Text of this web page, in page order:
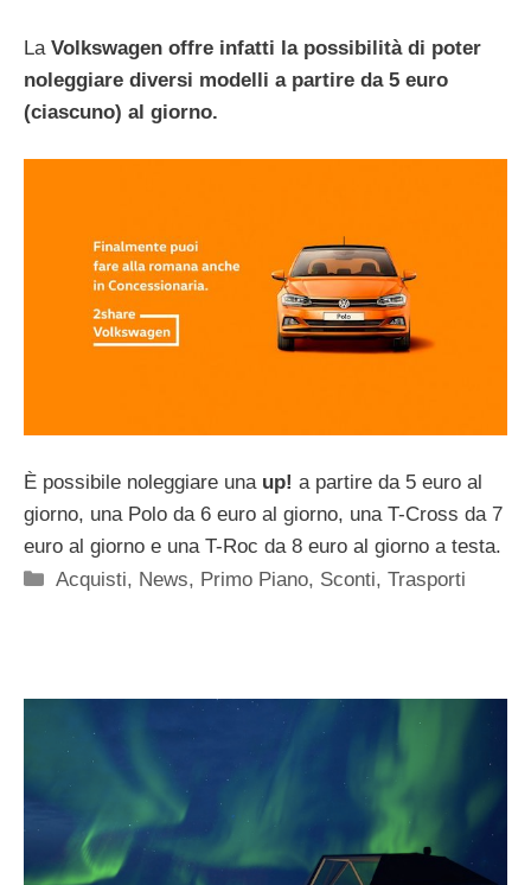
La Volkswagen offre infatti la possibilità di poter
noleggiare diversi modelli a partire da 5 euro
(ciascuno) al giorno.
È possibile noleggiare una up! a partire da 5 euro al
giorno, una Polo da 6 euro al giorno, una T-Cross da 7
euro al giorno e una T-Roc da 8 euro al giorno a testa.
Categorie
Acquisti, News, Primo Piano, Sconti,Trasporti